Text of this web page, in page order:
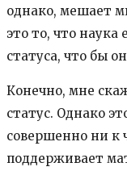
однако, мешает
это то, что наука
статуса, что бы
Конечно, мне
статус. Однако
совершенно ни к
поддерживает